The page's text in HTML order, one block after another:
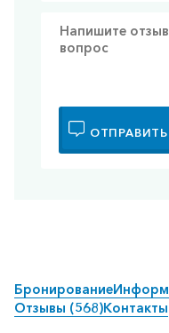
ОТПРАВИТЬ
Бронирование
Отзывы (568)Контакты